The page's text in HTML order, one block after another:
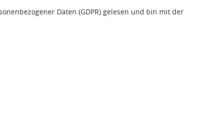
Daten (GDPR) gelesen und bin mit der